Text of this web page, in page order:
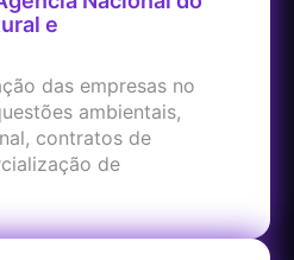
e
das empresas no
ambientais,
contratos de
de